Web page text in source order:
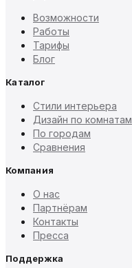
Возможности
Работы
Тарифы
Блог
Каталог
Стили интерьера
Дизайн по комнатам
По городам
Сравнения
Компания
О нас
Партнёрам
Контакты
Пресса
Поддержка